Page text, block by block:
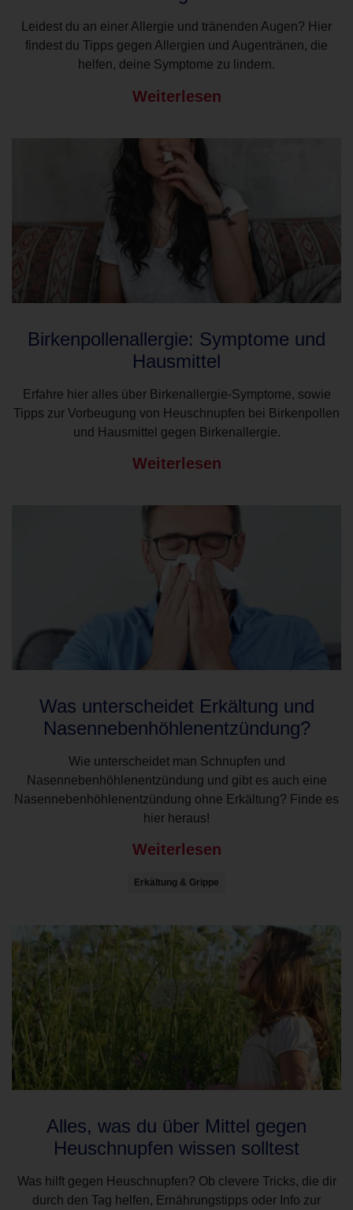
Leidest du an einer Allergie und tränenden Augen? Hier
findest du Tipps gegen Allergien und Augentränen, die
helfen, deine Symptome zu lindern.
Weiterlesen
Birkenpollenallergie: Symptome und
Hausmittel
Erfahre hier alles über Birkenallergie-Symptome, sowie
Tipps zur Vorbeugung von Heuschnupfen bei Birkenpollen
und Hausmittel gegen Birkenallergie.
Weiterlesen
Was unterscheidet Erkältung und
Nasennebenhöhlenentzündung?
Wie unterscheidet man Schnupfen und
Nasennebenhöhlenentzündung und gibt es auch eine
Nasennebenhöhlenentzündung ohne Erkältung? Finde es
hier heraus!
Weiterlesen
Erkältung & Grippe
Alles, was du über Mittel gegen
Heuschnupfen wissen solltest
Was hilft gegen Heuschnupfen? Ob clevere Tricks, die dir
durch den Tag helfen, Ernährungstipps oder Info zur